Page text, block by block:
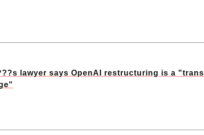
lawyer says OpenAI restructuring is a "trans